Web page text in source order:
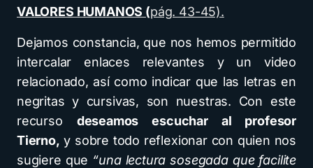
VALORES HUMANOS (pág. 43-45).
Dejamos constancia, que nos hemos permitido
intercalar enlaces relevantes y un video
relacionado, así como indicar que las letras en
negritas y cursivas, son nuestras. Con este
recurso deseamos escuchar al profesor
Tierno, y sobre todo reflexionar con quien nos
sugiere que “una lectura sosegada que facilite